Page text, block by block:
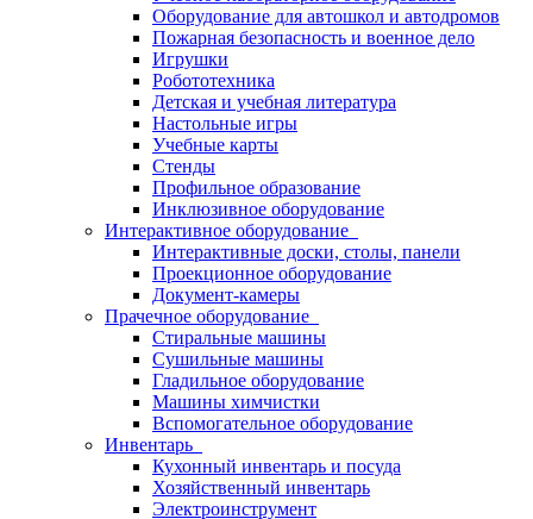
Оборудование для автошкол и автодромов
Пожарная безопасность и военное дело
Игрушки
Робототехника
Детская и учебная литература
Настольные игры
Учебные карты
Стенды
Профильное образование
Инклюзивное оборудование
Интерактивное оборудование
Интерактивные доски, столы, панели
Проекционное оборудование
Документ-камеры
Прачечное оборудование
Стиральные машины
Сушильные машины
Гладильное оборудование
Машины химчистки
Вспомогательное оборудование
Инвентарь
Кухонный инвентарь и посуда
Хозяйственный инвентарь
Электроинструмент